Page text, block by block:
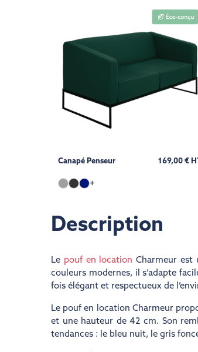
Canapé Penseur 169,00 €
+
Description
Le pouf en location Charmeur est
couleurs modernes, il s’adapte
fois élégant et respectueux de
Le pouf en location Charmeur
et une hauteur de 42 cm. Son
tendances : le bleu nuit, le gris